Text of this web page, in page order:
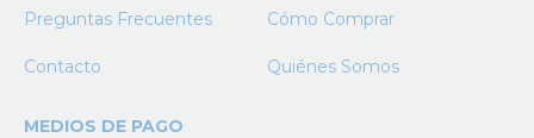
Preguntas Frecuentes Cómo Comprar
Contacto Quiénes Somos
MEDIOS DE PAGO